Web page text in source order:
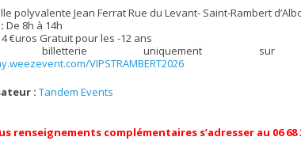
polyvalente Jean Ferrat Rue du Levant- Saint-Rambert
De 8h à 14h
4 €uros Gratuit pour les -12 ans
billetterie uniquement sur
VIPSTRAMBERT2026
: Tandem Events
renseignements complémentaires s’adresser au 06 68